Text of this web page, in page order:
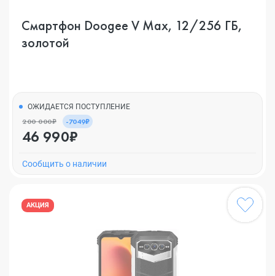
Смартфон Doogee V Max, 12/256 ГБ,
золотой
ОЖИДАЕТСЯ ПОСТУПЛЕНИЕ
200 000₽ -7049₽
46 990₽
Cообщить о наличии
АКЦИЯ